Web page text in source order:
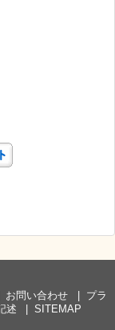
お問い合わせ
プラ
述
SITEMAP